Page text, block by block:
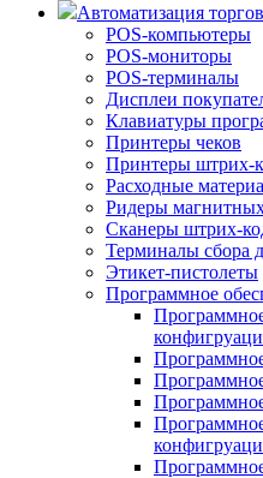
Автоматизация
POS-компьютеры
POS-мониторы
POS-терминалы
Дисплеи
Клавиатуры
Принтеры чеков
Принтеры штрих-
Расходные
Ридеры
Сканеры штрих-
Терминалы сбора
Этикет-пистолеты
Программное